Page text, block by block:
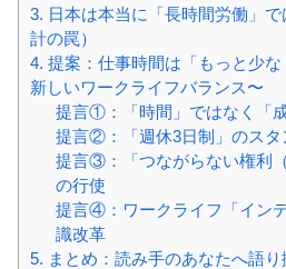
3. 日本は本当に「長時間労働」
計の罠）
4. 提案：仕事時間は「もっと少
新しいワークライフバランス〜
提言①：「時間」ではなく「
提言②：「週休3日制」のスタ
提言③：「つながらない権利
の行使
提言④：ワークライフ「イン
識改革
5. まとめ：読み手のあなたへ語り